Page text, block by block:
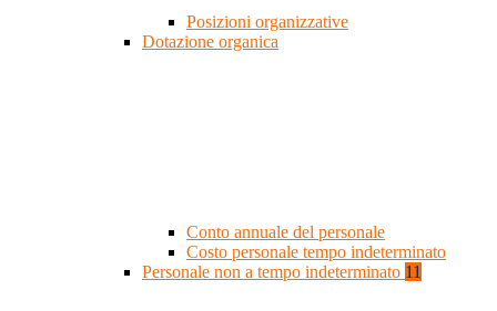
Posizioni organizzative
Dotazione organica
Conto annuale del personale
Costo personale tempo indeterminato
Personale non a tempo indeterminato 11